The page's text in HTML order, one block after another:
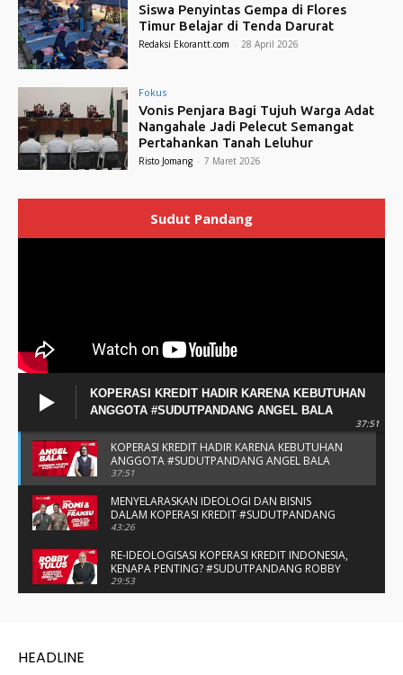
Siswa Penyintas Gempa di Flores
Timur Belajar di Tenda Darurat
Redaksi Ekorantt.com - 28 April 2026
Fokus
Vonis Penjara Bagi Tujuh Warga Adat
Nangahale Jadi Pelecut Semangat
Pertahankan Tanah Leluhur
Risto Jomang - 7 Maret 2026
Sudut Pandang
KOPERASI KREDIT HADIR KARENA KEBUTUHAN
ANGGOTA #SUDUTPANDANG ANGEL BALA
37:51
KOPERASI KREDIT HADIR KARENA KEBUTUHAN
ANGGOTA #SUDUTPANDANG ANGEL BALA
37:51
MENYELARASKAN IDEOLOGI DAN BISNIS
DALAM KOPERASI KREDIT #SUDUTPANDANG
BAPAK ROMI & BAPAK FRANSU
43:26
RE-IDEOLOGISASI KOPERASI KREDIT INDONESIA,
KENAPA PENTING? #SUDUTPANDANG ROBBY
TULUS
29:53